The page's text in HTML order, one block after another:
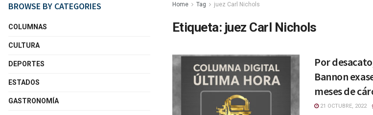
Home Tag juez Carl Nichols
Etiqueta: juez Carl Nichols
Por
Bannon
meses de
21 OCTUBRE, 2022
BROWSE BY CATEGORIES
COLUMNAS
CULTURA
DEPORTES
ESTADOS
GASTRONOMÍA